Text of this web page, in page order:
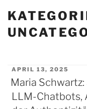
VERÖFFENTLICHT
AM
APRIL 13, 2025
Maria
LLM-Chatbots,
der